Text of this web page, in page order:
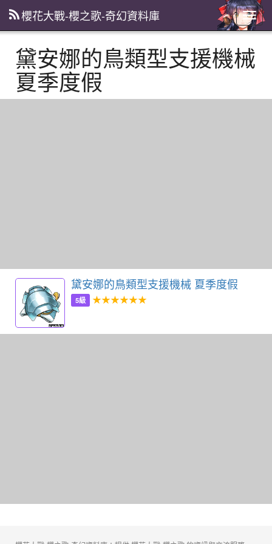
主
選
櫻花大戰-櫻之歌-奇幻資料庫
黛安娜的鳥類型支援機械
夏季度假
黛安娜的鳥類型支援機械 夏季度假
5級 ★★★★★★